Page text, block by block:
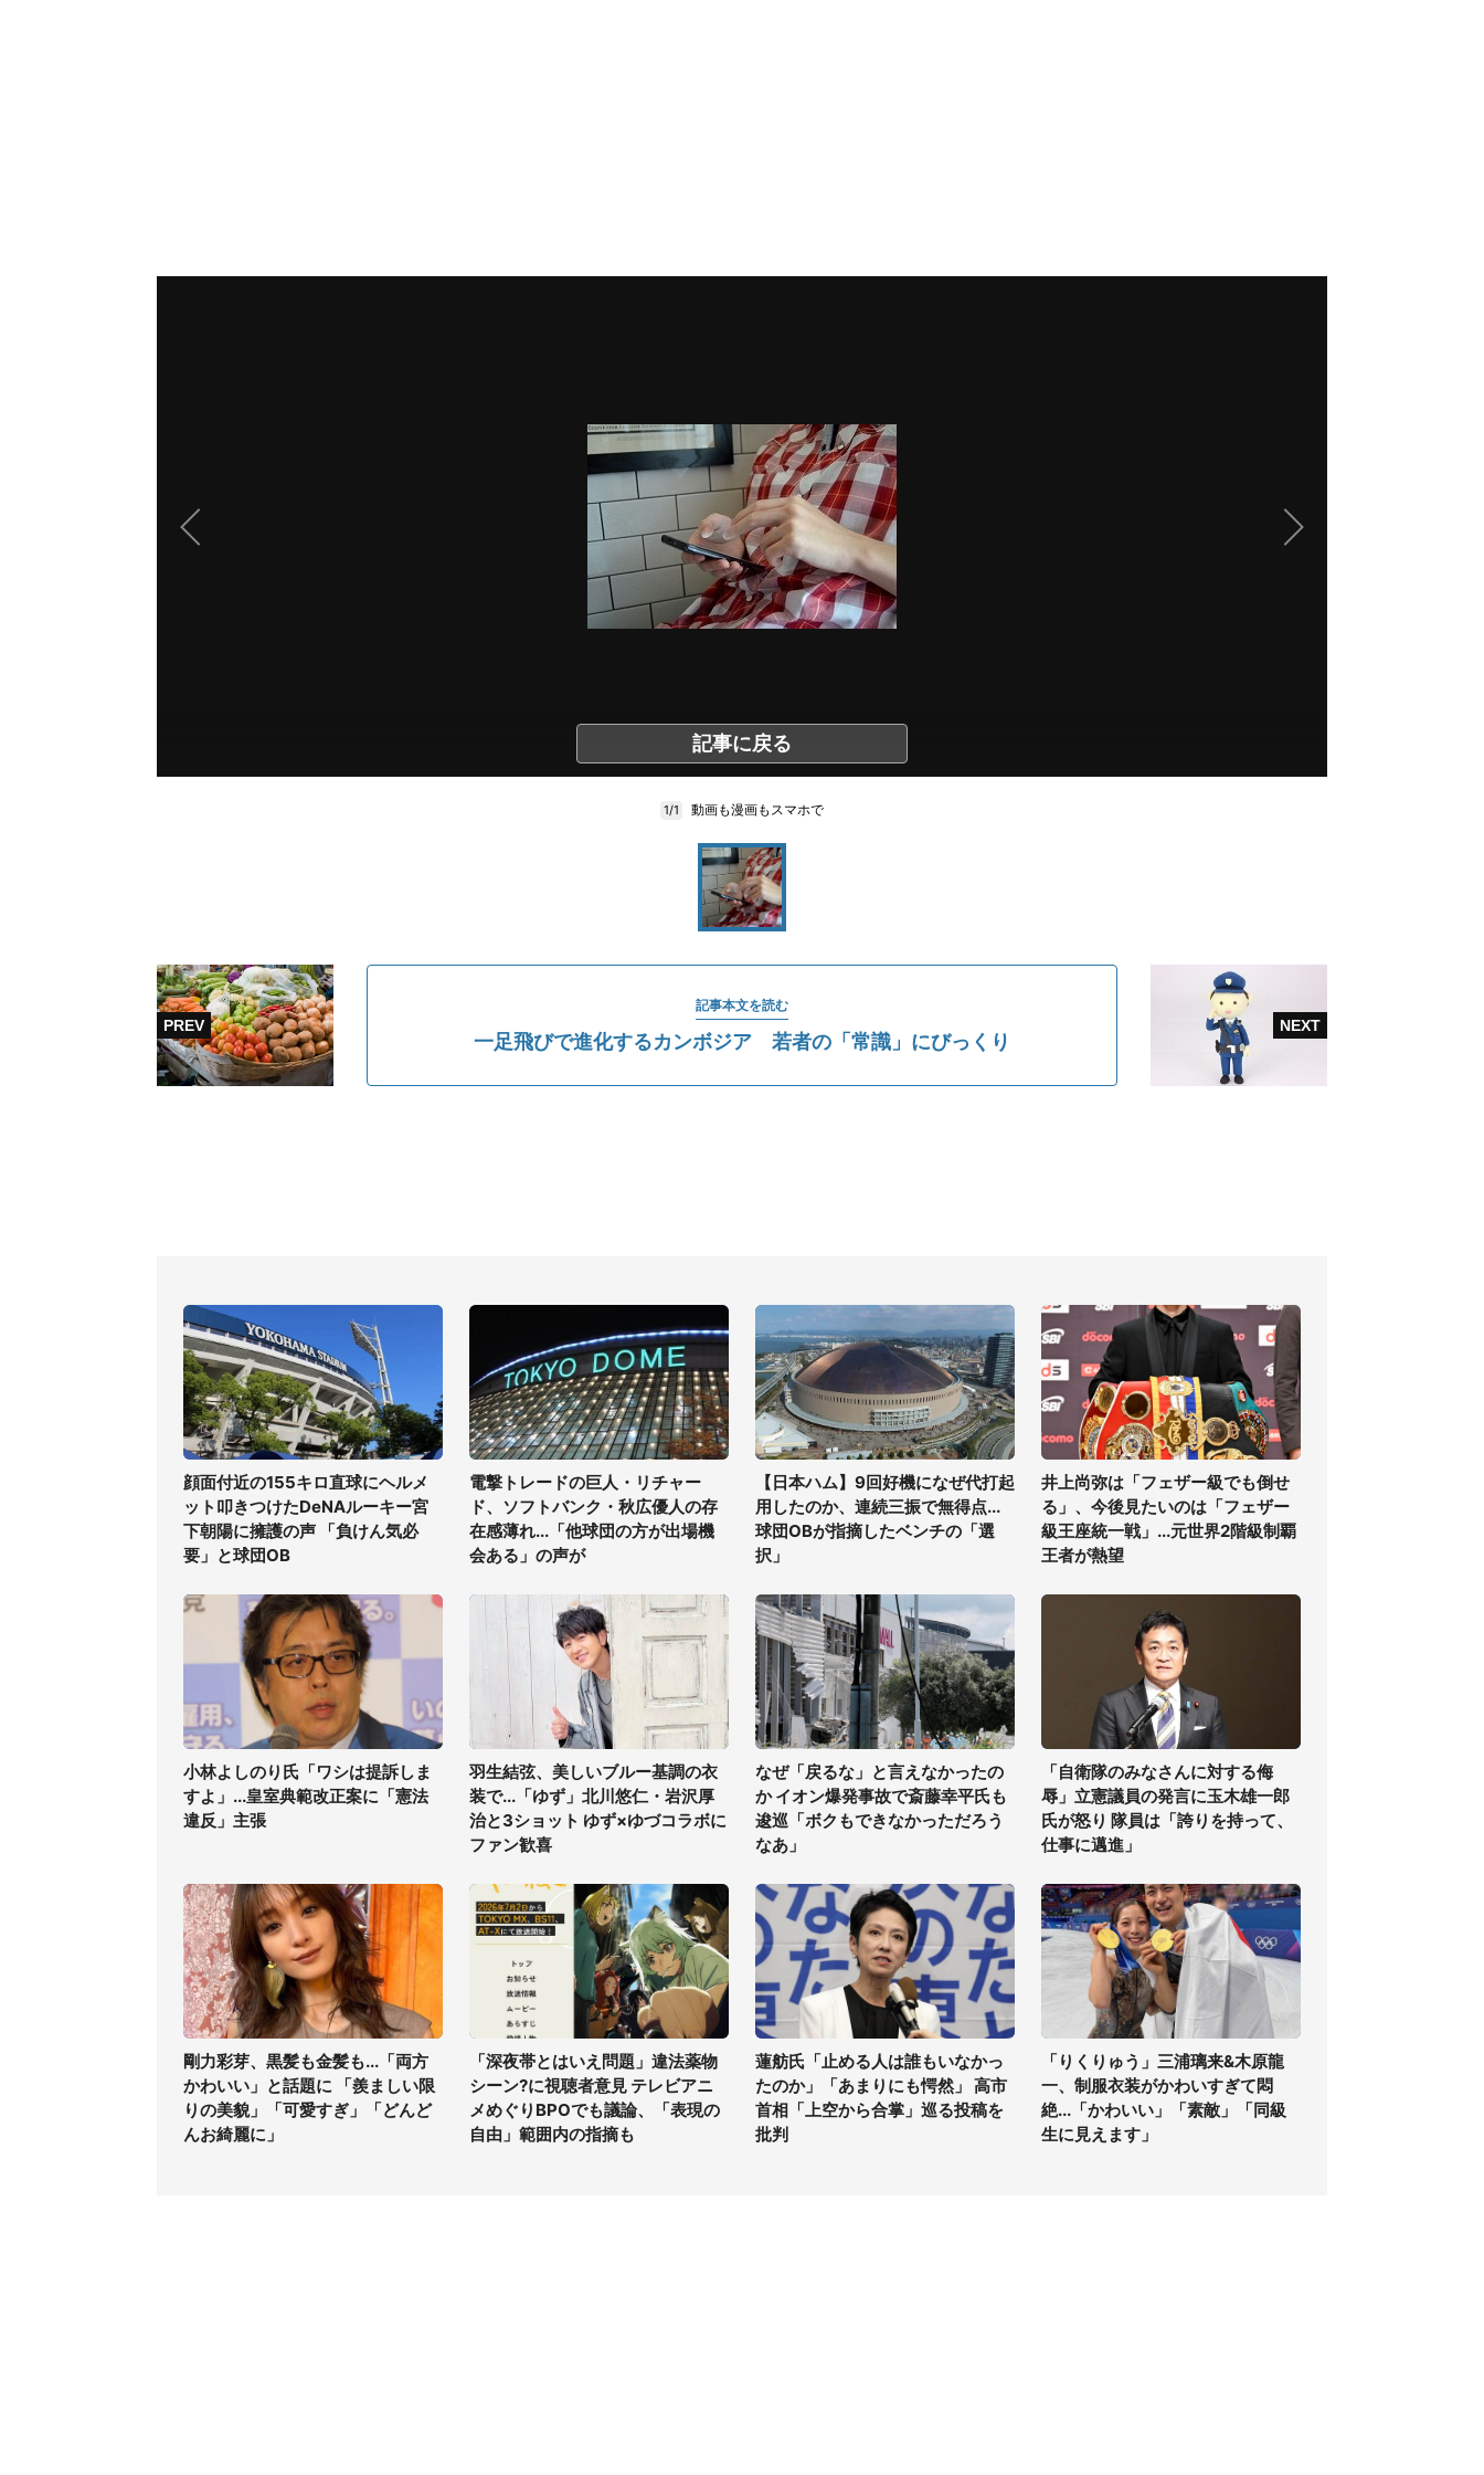
記事に戻る
1/1 動画も漫画もスマホで
記事本文を読む
一足飛びで進化するカンボジア 若者の「常識」にびっくり
顔面付近の155キロ直球にヘルメ
ット叩きつけたDeNAルーキー宮
下朝陽に擁護の声 「負けん気必
要」と球団OB
電撃トレードの巨人・リチャー
ド、ソフトバンク・秋広優人の存
在感薄れ...「他球団の方が出場機
会ある」の声が
【日本ハム】9回好機になぜ代打起
用したのか、連続三振で無得点...
球団OBが指摘したベンチの「選
択」
井上尚弥は「フェザー級でも倒せ
る」、今後見たいのは「フェザー
級王座統一戦」...元世界2階級制覇
王者が熱望
小林よしのり氏「ワシは提訴しま
すよ」...皇室典範改正案に「憲法
違反」主張
羽生結弦、美しいブルー基調の衣
装で...「ゆず」北川悠仁・岩沢厚
治と3ショット ゆず×ゆづコラボに
ファン歓喜
なぜ「戻るな」と言えなかったの
か イオン爆発事故で斎藤幸平氏も
逡巡「ボクもできなかっただろう
なあ」
「自衛隊のみなさんに対する侮
辱」立憲議員の発言に玉木雄一郎
氏が怒り 隊員は「誇りを持って、
仕事に邁進」
剛力彩芽、黒髪も金髪も...「両方
かわいい」と話題に 「羨ましい限
りの美貌」「可愛すぎ」「どんど
んお綺麗に」
「深夜帯とはいえ問題」違法薬物
シーン?に視聴者意見 テレビアニ
メめぐりBPOでも議論、「表現の
自由」範囲内の指摘も
蓮舫氏「止める人は誰もいなかっ
たのか」「あまりにも愕然」 高市
首相「上空から合掌」巡る投稿を
批判
「りくりゅう」三浦璃来&木原龍
一、制服衣装がかわいすぎて悶
絶...「かわいい」「素敵」「同級
生に見えます」